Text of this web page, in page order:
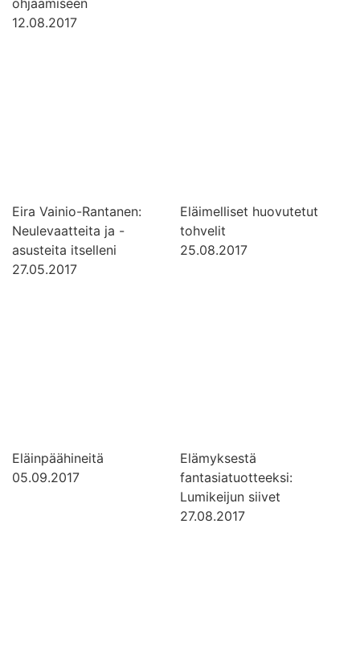
ohjaamiseen
12.08.2017
Eira Vainio-Rantanen:
Neulevaatteita ja -
asusteita itselleni
27.05.2017
Eläimelliset huovutetut
tohvelit
25.08.2017
Eläinpäähineitä
05.09.2017
Elämyksestä
fantasiatuotteeksi:
Lumikeijun siivet
27.08.2017